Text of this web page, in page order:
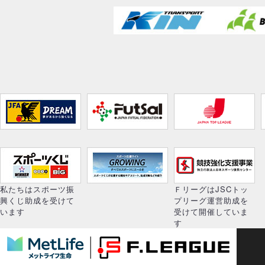
私たちはスポーツ振
興くじ助成を受けて
います
ＦリーグはJSCトッ
プリーグ運営助成を
受けて開催していま
す